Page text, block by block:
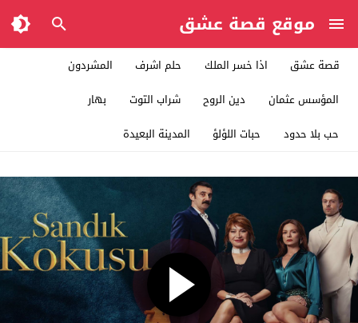
موقع قصة عشق
قصة عشق اذا خسر الملك حلم اشرف
المشردون
المؤسس عثمان
دين الروح شراب التوت
بهار
حب بلا حدود
حبات اللؤلؤ المدينة البعيدة